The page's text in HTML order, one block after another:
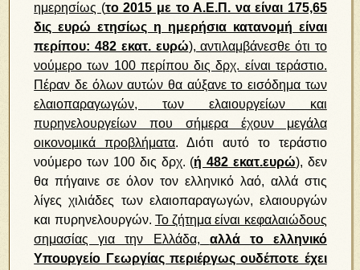
ημερησίως (το 2015 με το Α.Ε.Π. να είναι 175,65
δις ευρώ ετησίως η ημερήσια κατανομή είναι
περίπου: 482 εκατ. ευρώ), αντιλαμβάνεσθε ότι το
νούμερο των 100 περίπου δις δρχ. είναι τεράστιο.
Πέραν δε όλων αυτών θα αύξανε το εισόδημα των
ελαιοπαραγωγών, των ελαιουργείων και
πυρηνελουργείων που σήμερα έχουν μεγάλα
οικονομικά προβλήματα. Διότι αυτό το τεράστιο
νούμερο των 100 δις δρχ. (ή 482 εκατ.ευρώ), δεν
θα πήγαινε σε όλον τον ελληνικό λαό, αλλά στις
λίγες χιλιάδες των ελαιοπαραγωγών, ελαιουργών
και πυρηνελουργών. Το ζήτημα είναι κεφαλαιώδους
σημασίας για την Ελλάδα, αλλά το ελληνικό
Υπουργείο Γεωργίας περιέργως ουδέποτε έχει